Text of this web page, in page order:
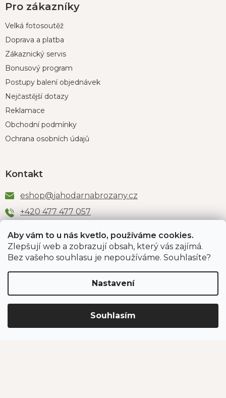
Aby vám to u nás kvetlo, používáme cookies.
Zlepšují web a zobrazují obsah, který vás zajímá.
Bez vašeho souhlasu je nepoužíváme. Souhlasíte?
Nastavení
Souhlasím
Pro zákazníky
Velká fotosoutěž
Doprava a platba
Zákaznický servis
Bonusový program
Postupy balení objednávek
Nejčastější dotazy
Reklamace
Obchodní podmínky
Ochrana osobních údajů
Kontakt
eshop@jahodarnabrozany.cz
+420 477 477 057
Odběr newsletteru
PŘIHLÁSIT SE